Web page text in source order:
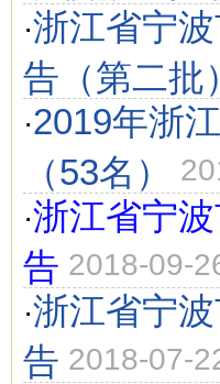
·浙江省宁
告（第二批
·2019年浙
（53名）
·浙江省宁
告 2018-09-
·浙江省宁
告 2018-07-